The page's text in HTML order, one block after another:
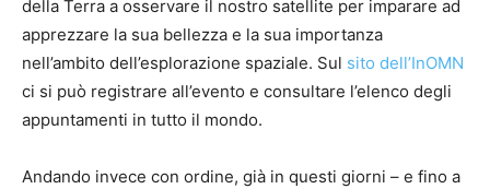
della Terra a osservare il nostro satellite per imparare ad
apprezzare la sua bellezza e la sua importanza
nell’ambito dell’esplorazione spaziale. Sul sito dell’InOMN
ci si può registrare all’evento e consultare l’elenco degli
appuntamenti in tutto il mondo.
Andando invece con ordine, già in questi giorni – e fino a